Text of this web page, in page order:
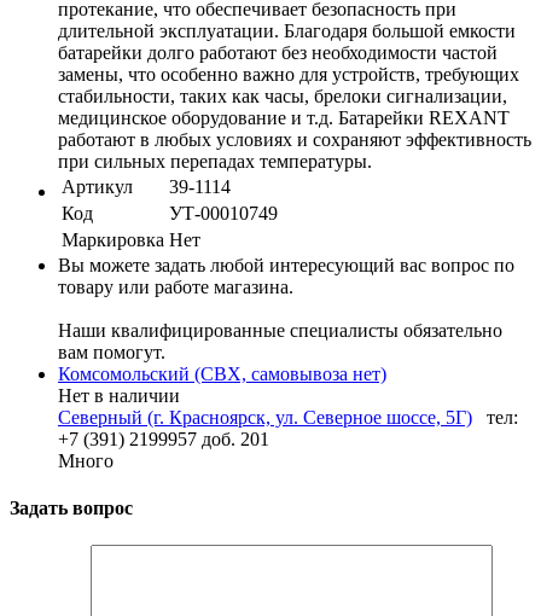
протекание, что обеспечивает безопасность при
длительной эксплуатации. Благодаря большой емкости
батарейки долго работают без необходимости частой
замены, что особенно важно для устройств, требующих
стабильности, таких как часы, брелоки сигнализации,
медицинское оборудование и т.д. Батарейки REXANT
работают в любых условиях и сохраняют эффективность
при сильных перепадах температуры.
Артикул
39-1114
Код
УТ-00010749
Маркировка Нет
Вы можете задать любой интересующий вас вопрос по
товару или работе магазина.
Наши квалифицированные специалисты обязательно
вам помогут.
Комсомольский (СВХ, самовывоза нет)
Нет в наличии
Северный (г. Красноярск, ул. Северное шоссе, 5Г)
тел:
+7 (391) 2199957 доб. 201
Много
Задать вопрос